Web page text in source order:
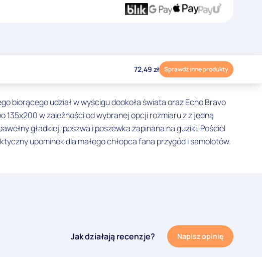
72,49 zł Sprawdź inne produkty
biorącego udział w wyścigu dookoła świata oraz Echo Bravo
w zależności od wybranej opcji rozmiaru z z jedną
gładkiej, poszwa i poszewka zapinana na guziki. Pościel
upominek dla małego chłopca fana przygód i samolotów.
Jak działają recenzje? Napisz opinię